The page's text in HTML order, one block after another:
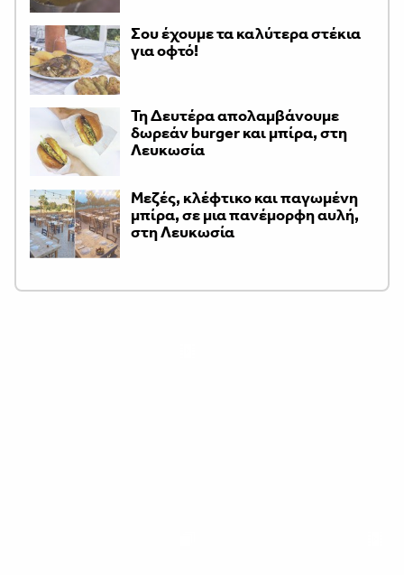
Σου έχουμε τα καλύτερα στέκια
για οφτό!
Τη Δευτέρα απολαμβάνουμε
δωρεάν burger και μπίρα, στη
Λευκωσία
Μεζές, κλέφτικο και παγωμένη
μπίρα, σε μια πανέμορφη αυλή,
στη Λευκωσία